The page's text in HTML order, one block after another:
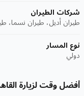
شركات الطيران
طيران أديل، طيران نسما،
نوع المسار
دولي
أفضل وقت لزيارة